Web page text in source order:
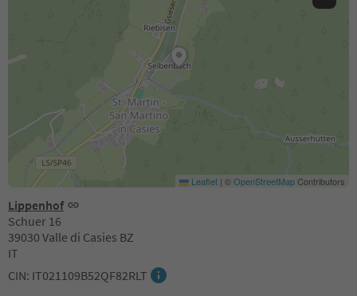
Lippenhof
Schuer 16
39030 Valle di Casies BZ
IT
CIN: IT021109B52QF82RLT
Leaflet | ©OpenStreetMapContributors